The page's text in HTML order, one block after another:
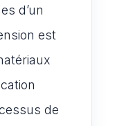
d’un
est
de